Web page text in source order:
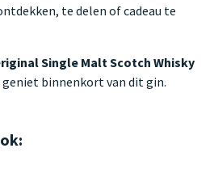
te delen of cadeau te
Single Malt Scotch Whisky
geniet binnenkort van dit gin.